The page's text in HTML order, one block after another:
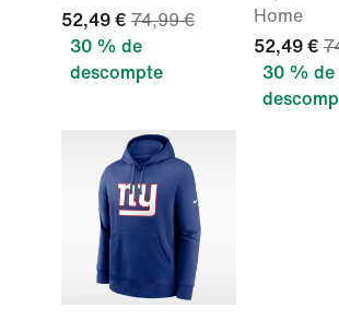
52,49 € 74,99 €
30 % de
descompte
Home
52,49 €
30 % de